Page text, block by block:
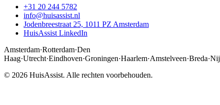
+31 20 244 5782
info@huisassist.nl
Jodenbreestraat 25, 1011 PZ Amsterdam
HuisAssist LinkedIn
Amsterdam·Rotterdam·Den
Haag·Utrecht·Eindhoven·Groningen·Haarlem·Amstelveen·Breda·
© 2026 HuisAssist. Alle rechten voorbehouden.